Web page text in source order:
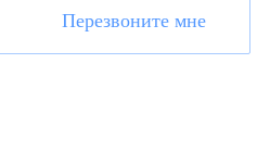
Перезвоните мне